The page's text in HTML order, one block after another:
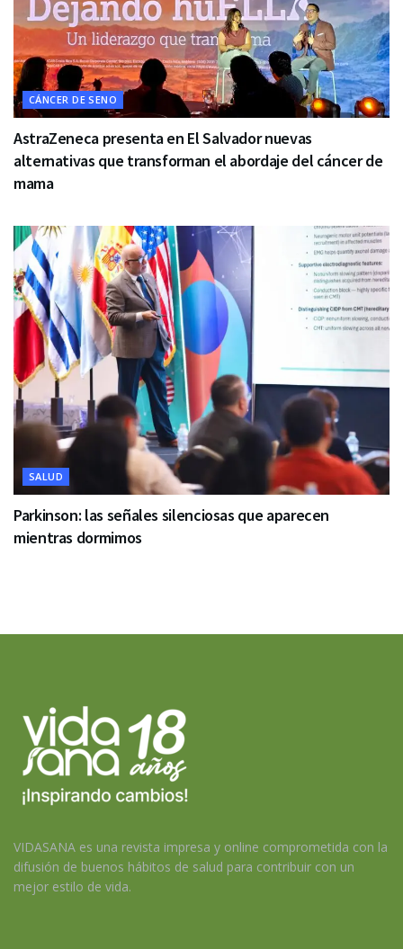
CÁNCER DE SENO
AstraZeneca presenta en El Salvador nuevas
alternativas que transforman el abordaje del cáncer de
mama
SALUD
Parkinson: las señales silenciosas que aparecen
mientras dormimos
VIDASANA es una revista impresa y online comprometida con la
difusión de buenos hábitos de salud para contribuir con un
mejor estilo de vida.